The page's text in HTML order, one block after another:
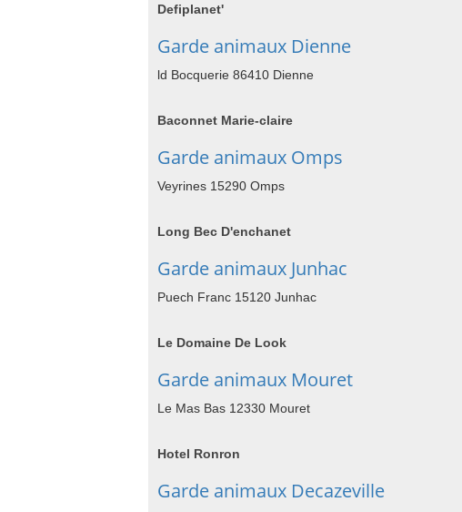
Defiplanet'
Garde animaux Dienne
ld Bocquerie 86410 Dienne
Baconnet Marie-claire
Garde animaux Omps
Veyrines 15290 Omps
Long Bec D'enchanet
Garde animaux Junhac
Puech Franc 15120 Junhac
Le Domaine De Look
Garde animaux Mouret
Le Mas Bas 12330 Mouret
Hotel Ronron
Garde animaux Decazeville